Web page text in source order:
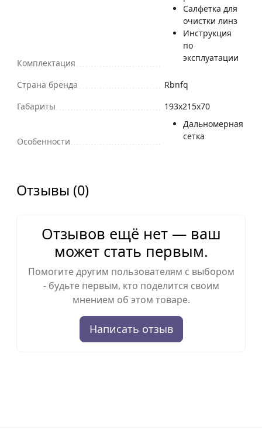
Комплектация
Салфетка для
очистки линз
Инструкция
по
эксплуатации
Страна бренда
Rbnfq
Габариты
193x215x70
Особенности
Дальномерная
сетка
Отзывы (0)
Отзывов ещё нет — ваш
может стать первым.
Помогите другим пользователям с выбором
- будьте первым, кто поделится своим
мнением об этом товаре.
Написать отзыв